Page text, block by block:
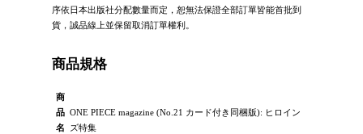
序依日本出版社分配數量而定，恕無法保證全部訂單皆能首批到
貨，誠品線上並保留取消訂單權利。
商品規格
商
品
名
ONE PIECE magazine (No.21 カード付き同梱版): ヒロイン
ズ特集